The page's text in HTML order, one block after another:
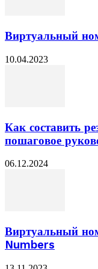
Виртуальный
10.04.2023
Как составить
пошаговое
06.12.2024
Виртуальный
Numbers